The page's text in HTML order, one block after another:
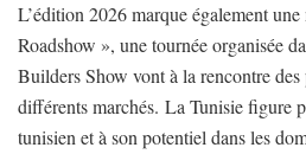
L’édition 2026 marque également
Roadshow », une tournée organisée
Builders Show vont à la rencontre
différents marchés. La Tunisie figure
tunisien et à son potentiel dans les